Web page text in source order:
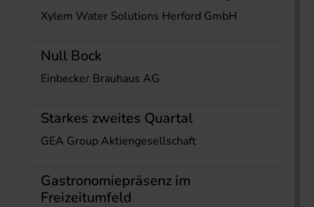
Xylem Water Solutions Herford GmbH
Null Bock
Einbecker Brauhaus AG
Starkes zweites Quartal
GEA Group Aktiengesellschaft
Gastronomiepräsenz im
Freizeitumfeld